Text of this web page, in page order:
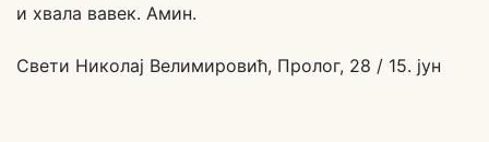
и хвала вавек. Амин.
Свети Николај Велимировић, Пролог, 28 / 15. јун